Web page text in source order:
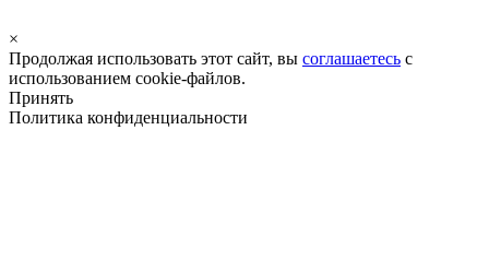
×
Продолжая использовать этот сайт, вы соглашаетесь с
использованием cookie-файлов.
Принять
Политика конфиденциальности